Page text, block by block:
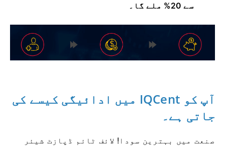
سے 20% ملے گا۔
آپ کو IQCent میں ادائیگی کیسے کی
جاتی ہے۔
صنعت میں بہترین سودا! لائف ٹائم ڈپازٹ شیئر